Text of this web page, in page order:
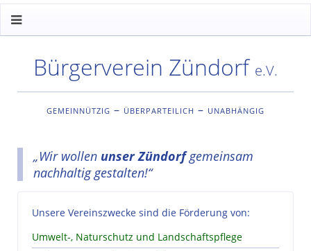
Bürgerverein Zündorf e.V.
gemeinnützig – überparteilich – unabhängig
„Wir wollen unser Zündorfgemeinsam
nachhaltig gestalten!“
Unsere Vereinszwecke sind die Förderung von:
Umwelt-, Naturschutz und Landschaftspflege